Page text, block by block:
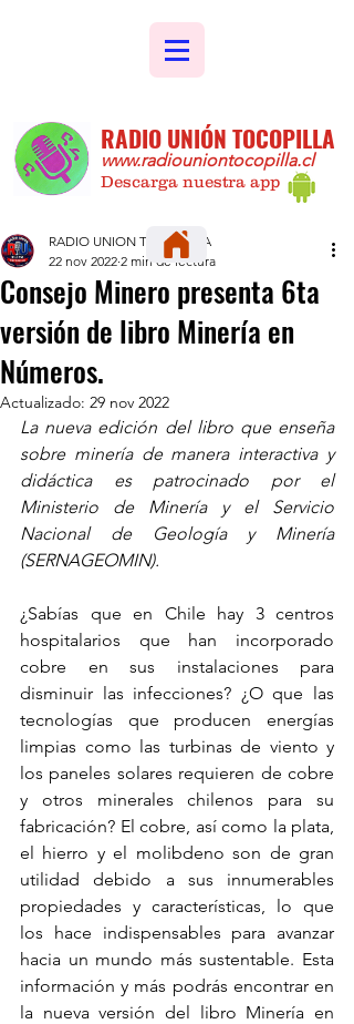
RADIO UNIÓN TOCOPILLA
www.radiouniontocopilla.cl
Descarga nuestra app
Consejo Minero presenta 6ta
versión de libro Minería en
Números.
RADIO UNION TOCOPILLA
22 nov 2022 2 min de lectura
Actualizado: 29 nov 2022
La nueva edición del libro que enseña
sobre minería de manera interactiva y
didáctica es patrocinado por el
Ministerio de Minería y el Servicio
Nacional de Geología y Minería
(SERNAGEOMIN).
¿Sabías que en Chile hay 3 centros
hospitalarios que han incorporado
cobre en sus instalaciones para
disminuir las infecciones? ¿O que las
tecnologías que producen energías
limpias como las turbinas de viento y
los paneles solares requieren de cobre
y otros minerales chilenos para su
fabricación? El cobre, así como la plata,
el hierro y el molibdeno son de gran
utilidad debido a sus innumerables
propiedades y características, lo que
los hace indispensables para avanzar
hacia un mundo más sustentable. Esta
información y más podrás encontrar en
la nueva versión del libro Minería en